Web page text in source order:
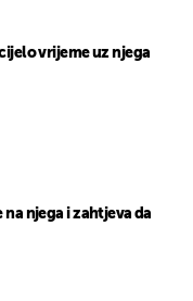
vrijeme uz njega
na njega i zahtjeva da